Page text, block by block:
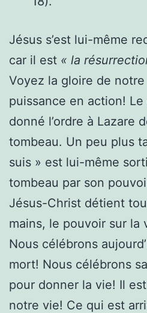
Jésus s’est lui-même
car il est « la
Voyez la gloire de
puissance en action!
donné l’ordre à Lazare
tombeau. Un peu plus
suis » est lui-même
tombeau par son
Jésus-Christ détient
mains, le pouvoir sur la
Nous célébrons
mort! Nous célébrons
pour donner la vie! Il
notre vie! Ce qui est